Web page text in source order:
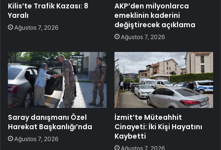
Kilis’te Trafik Kazası: 8
Yaralı
Ağustos 7, 2026
AKP’den milyonlarca
emeklinin kaderini
değiştirecek açıklama
Ağustos 7, 2026
Saray danışmanı Özel
Harekat Başkanlığı’nda
Ağustos 7, 2026
İzmit’te Müteahhit
Cinayeti: İki Kişi Hayatını
Kaybetti
Ağustos 7, 2026